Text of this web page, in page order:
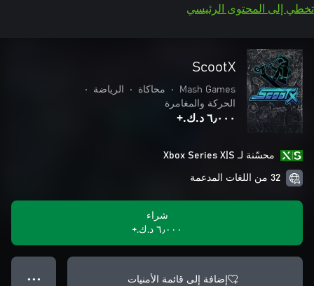
تخطي إلى المحتوى الرئيسي
ScootX
Mash Games
• محاكاة • الرياضة
•
الحركة والمغامرة
٦٫٠٠٠ د.ك.‏+
محسّنة لـ Xbox Series X|S
32 من اللغات المدعمة
شراء
٦٫٠٠٠ د.ك.‏+
إضافة إلى قائمة الأمنيات ● ● ●